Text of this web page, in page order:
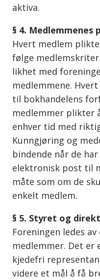
aktiva.
§ 4. Medlemmenes
Hvert medlem
følge
likhet med
medlemmene.
til bokhandelens
medlemmer plikter
enhver tid med
Kunngjøring og
bindende når de
elektronisk post til
måte som om de
enkelt medlem.
§ 5. Styret og
Foreningen ledes
medlemmer. Det er
kjedefri
videre et mål å få